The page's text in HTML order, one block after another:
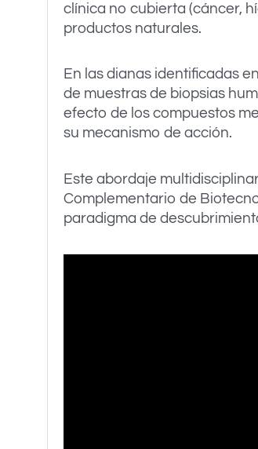
clínica no cubierta (cáncer,
productos naturales.
En las dianas identificadas
de muestras de biopsias
efecto de los compuestos
su mecanismo de acción.
Este abordaje
Complementario de
paradigma de